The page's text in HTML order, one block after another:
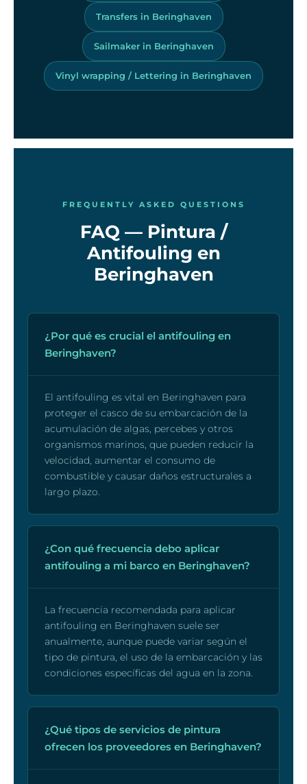
Transfers in Beringhaven
Sailmaker in Beringhaven
Vinyl wrapping / Lettering in Beringhaven
FREQUENTLY ASKED QUESTIONS
FAQ — Pintura /
Antifouling en
Beringhaven
¿Por qué es crucial el antifouling en
Beringhaven?
El antifouling es vital en Beringhaven para
proteger el casco de su embarcación de la
acumulación de algas, percebes y otros
organismos marinos, que pueden reducir la
velocidad, aumentar el consumo de
combustible y causar daños estructurales a
largo plazo.
¿Con qué frecuencia debo aplicar
antifouling a mi barco en Beringhaven?
La frecuencia recomendada para aplicar
antifouling en Beringhaven suele ser
anualmente, aunque puede variar según el
tipo de pintura, el uso de la embarcación y las
condiciones específicas del agua en la zona.
¿Qué tipos de servicios de pintura
ofrecen los proveedores en Beringhaven?